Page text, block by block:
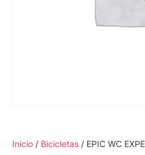
Inicio / Bicicletas / EPIC WC